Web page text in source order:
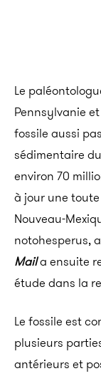
Le
Pennsylvanie
fossile aussi
sédimentaire
environ 70
à jour une
Nouveau-
notohesperus,
Maila ensuite
étude dans la
Le fossile est
plusieurs
antérieurs et